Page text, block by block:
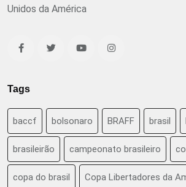
Unidos da América
Tags
baccf bolsonaro BRAFF brasil
brasileirão campeonato brasileiro
copa do brasil Copa Libertadores da